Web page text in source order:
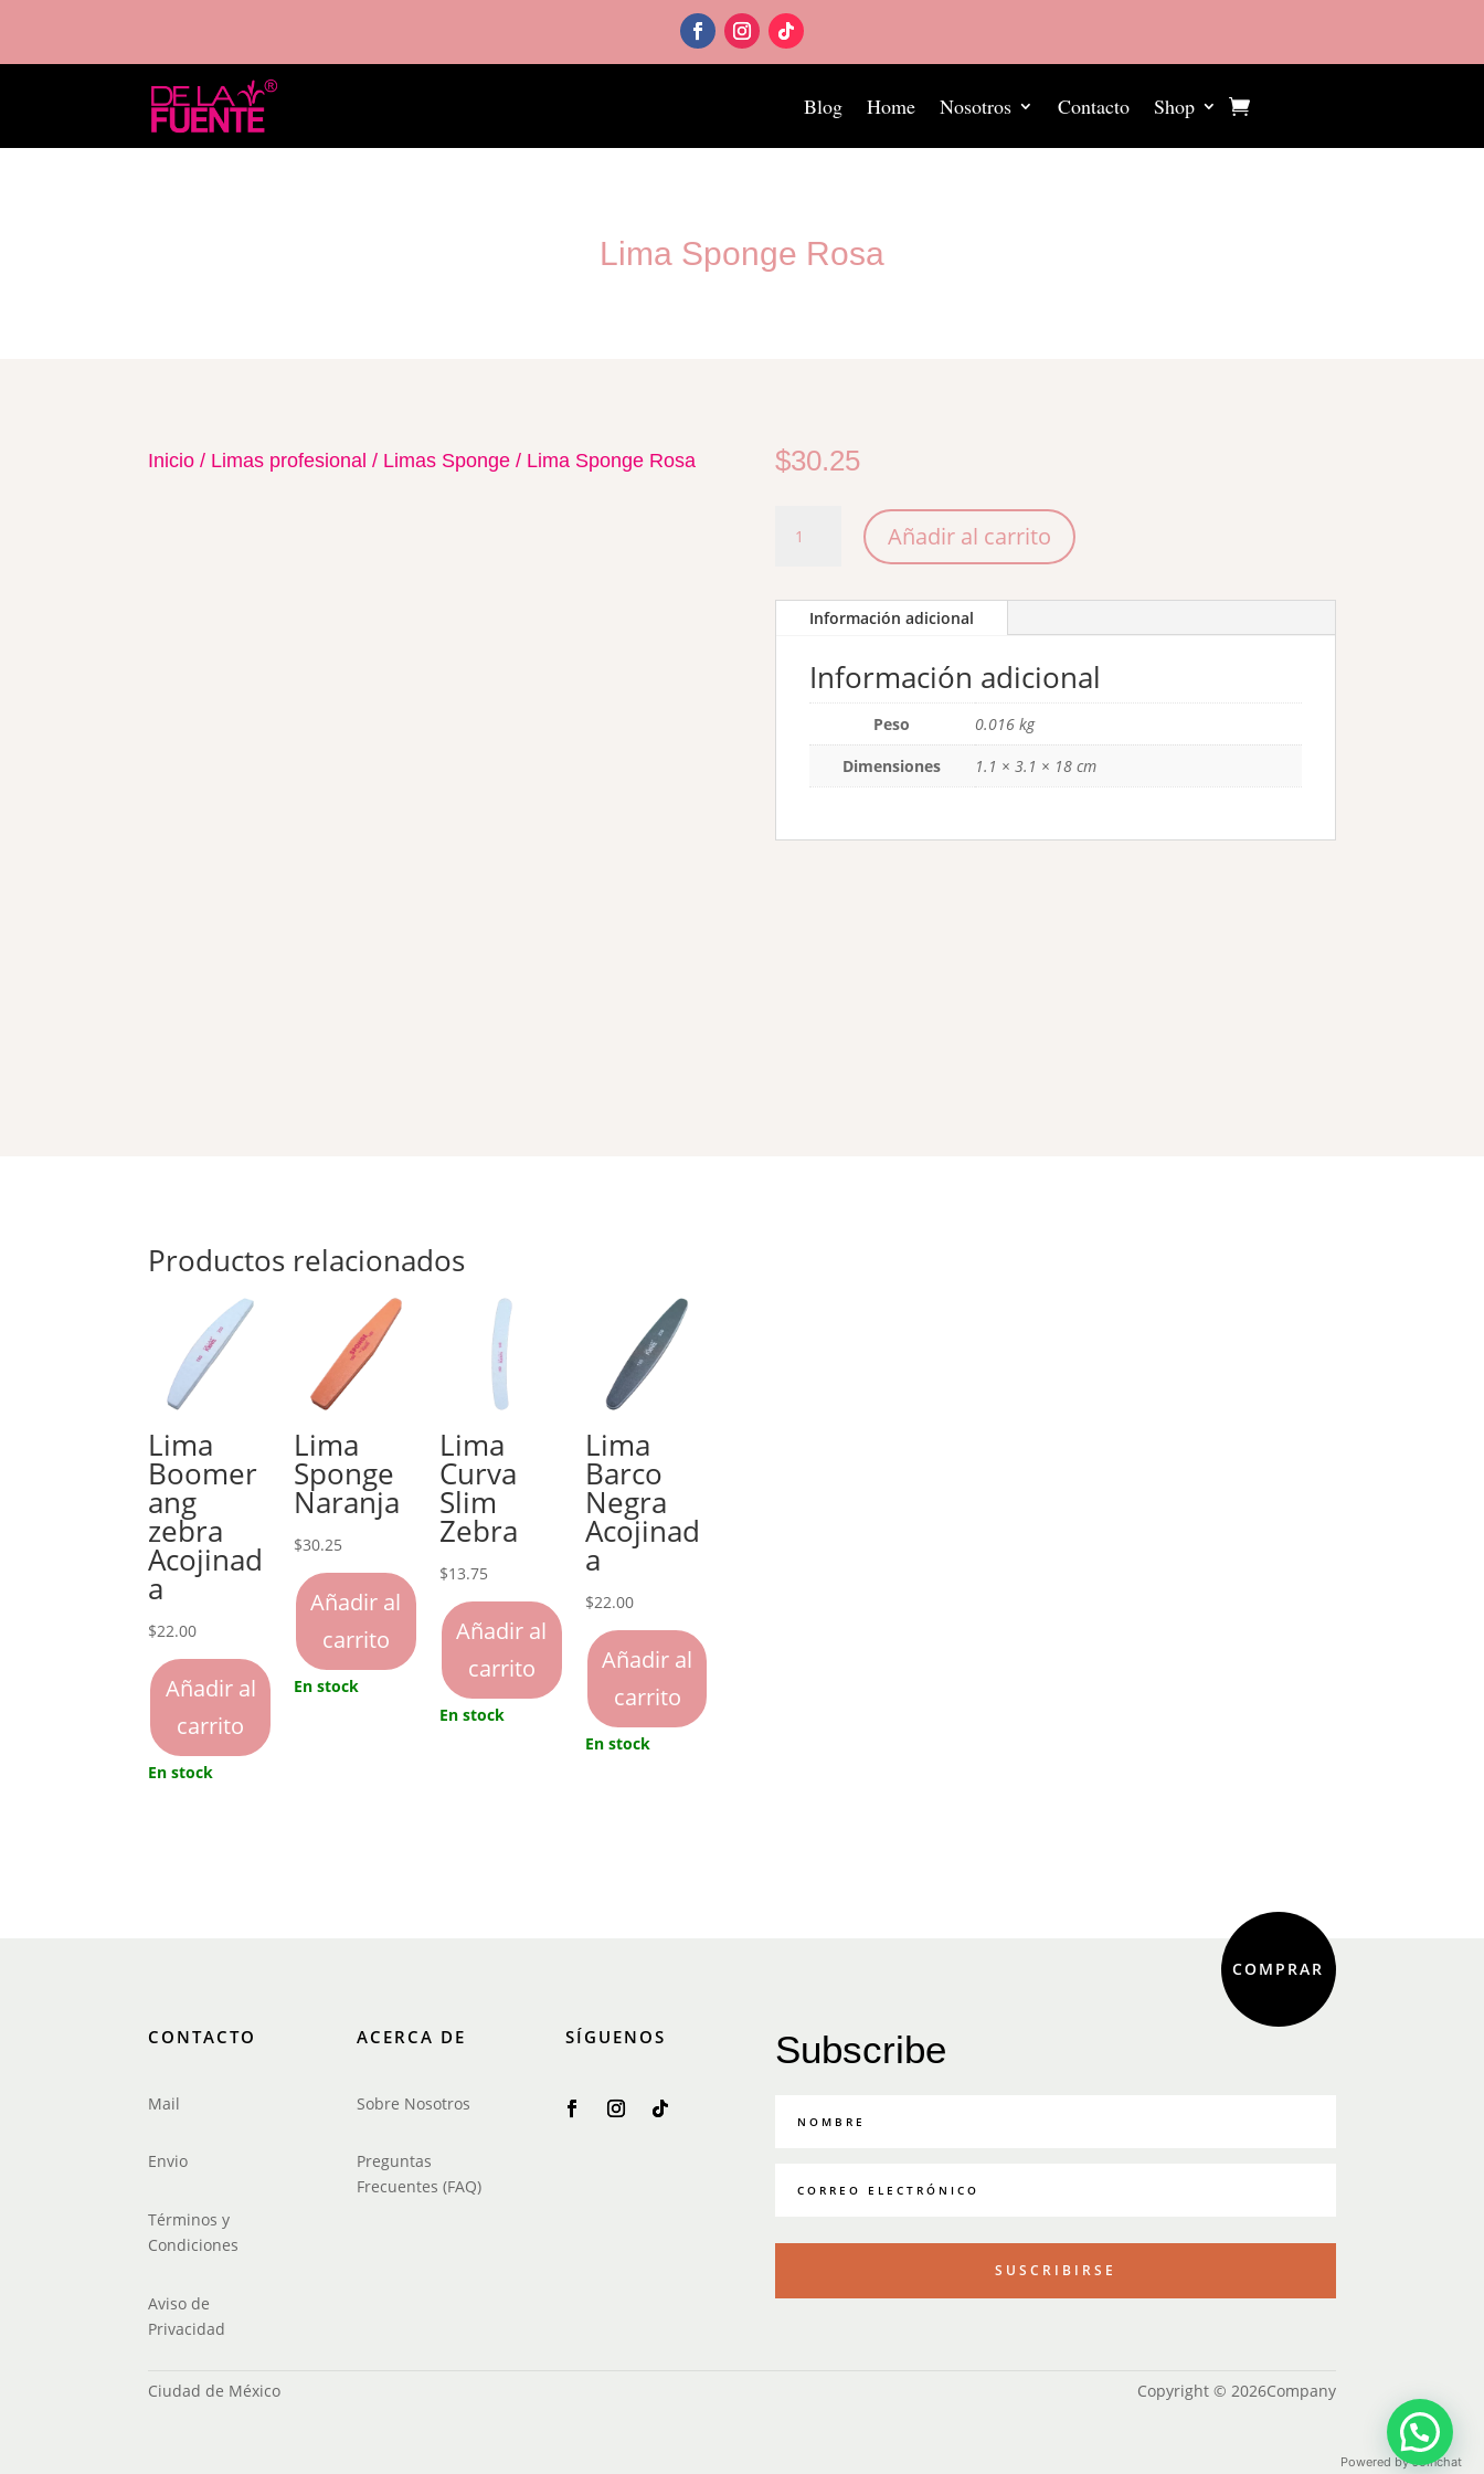
Blog Home Nosotros Contacto Shop
Lima Sponge Rosa
Inicio / Limas profesional / Limas Sponge / Lima Sponge Rosa $30.25
Sponge
Añadir al carrito
Información adicional
Información adicional
Peso
0.016 kg
Dimensiones
1.1 × 3.1 × 18 cm
Productos relacionados
Lima
Boomer
ang
zebra
Acojinad
a
$22.00
Añadir al
carrito
En stock
Lima
Sponge
Naranja
$30.25
Añadir al
carrito
En stock
Lima
Curva
Slim
Zebra
$13.75
Añadir al
carrito
En stock
Lima
Barco
Negra
Acojinad
a
$22.00
Añadir al
carrito
En stock
CONTACTO
Mail
Envio
Términos y
Condiciones
Aviso de
Privacidad
ACERCA DE
Sobre Nosotros
Preguntas
Frecuentes (FAQ)
SÍGUENOS
COMPRAR
Subscribe
SUSCRIBIRSE
Ciudad de México Copyright © 2026Company
Powered byJoinchat